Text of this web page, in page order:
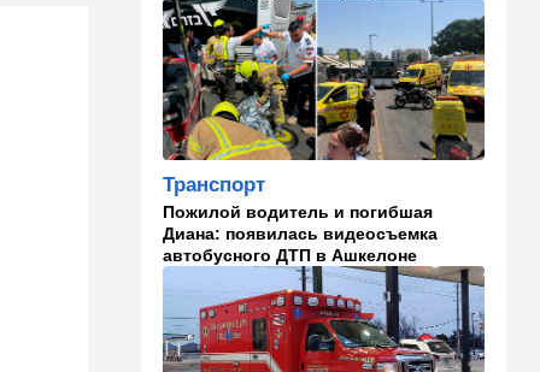
20:37 Публицистика
Цена "эффективности":
почему новые правила ПДД
бьют по правам водителей
19:30 Транспорт
Пожилой водитель и
погибшая Диана: появилась
видеосъемка автобусного
ДТП в Ашкелоне
18:38 Транспорт
Подарок к праздникам:
американские авиалинии
Транспорт
Пожилой водитель и погибшая
Диана: появилась видеосъемка
автобусного ДТП в Ашкелоне